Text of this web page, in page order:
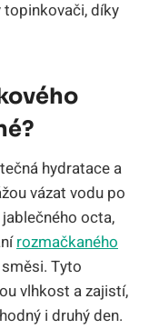
díky
hydratace a
vázat vodu po
octa,
rozmačkaného
Tyto
vlhkost a zajistí,
i druhý den.